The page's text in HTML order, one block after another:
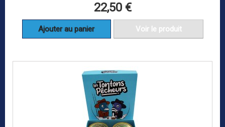
22,50 €
Ajouter au panier Voir le produit